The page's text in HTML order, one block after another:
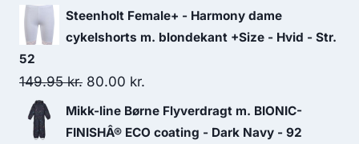
price
was:
price
is:
Steenholt Female+ - Harmony dame
cykelshorts m. blondekant +Size - Hvid - Str.
52
149.95kr. Original
price
was:
80.00 kr.
price
is:
Mikk-line Børne Flyverdragt m. BIONIC-
FINISHÂ® ECO coating - Dark Navy - 92